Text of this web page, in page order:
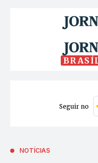
Seguir no
NOTÍCIAS